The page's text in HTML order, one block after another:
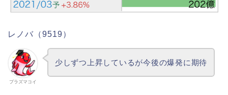
レノバ（9519）
プラズマコイ
少しずつ上昇しているが今後の爆発に期待